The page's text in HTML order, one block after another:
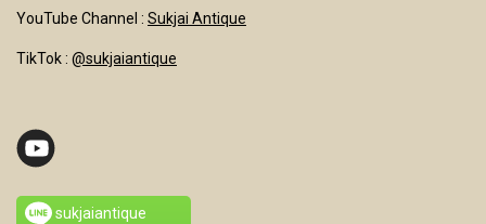
YouTube Channel : Sukjai Antique
TikTok : @sukjaiantique
sukjaiantique